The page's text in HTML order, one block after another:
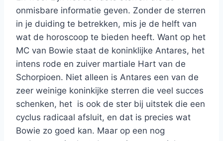
onmisbare informatie geven. Zonder de sterren
in je duiding te betrekken, mis je de helft van
wat de horoscoop te bieden heeft. Want op het
MC van Bowie staat de koninklijke Antares, het
intens rode en zuiver martiale Hart van de
Schorpioen. Niet alleen is Antares een van de
zeer weinige koninkijke sterren die veel succes
schenken, het is ook de ster bij uitstek die een
cyclus radicaal afsluit, en dat is precies wat
Bowie zo goed kan. Maar op een nog